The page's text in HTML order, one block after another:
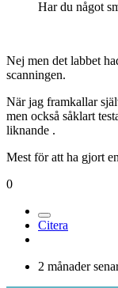
Har du något
Nej men det labbet
scanningen.
När jag framkallar
men också såklart
liknande .
Mest för att ha gjort
0
Citera
2 månader